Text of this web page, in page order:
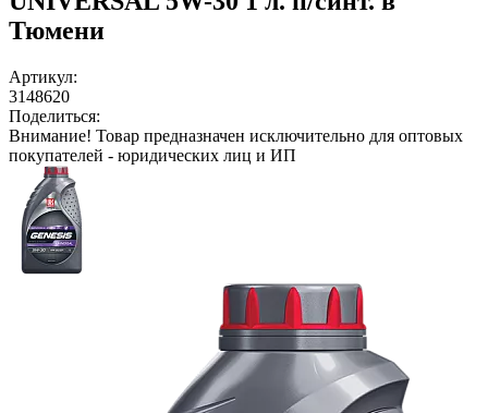
Тюмени
Артикул:
3148620
Поделиться:
Внимание! Товар предназначен исключительно для оптовых
покупателей - юридических лиц и ИП